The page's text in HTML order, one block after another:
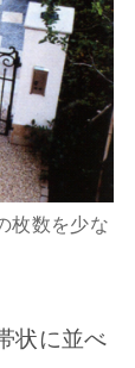
枚数を少な
状に並べ